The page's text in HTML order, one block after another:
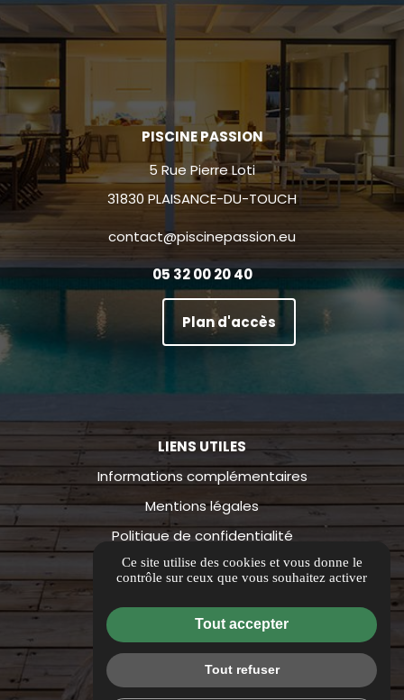
PISCINE PASSION
5 Rue Pierre Loti
31830 PLAISANCE-DU-TOUCH
contact@piscinepassion.eu
05 32 00 20 40
Plan d'accès
LIENS UTILES
Informations complémentaires
Mentions légales
Politique de confidentialité
Guide local
Gestion des cookies
Ce site utilise des cookies et vous donne le
contrôle sur ceux que vous souhaitez activer
Tout accepter
Tout refuser